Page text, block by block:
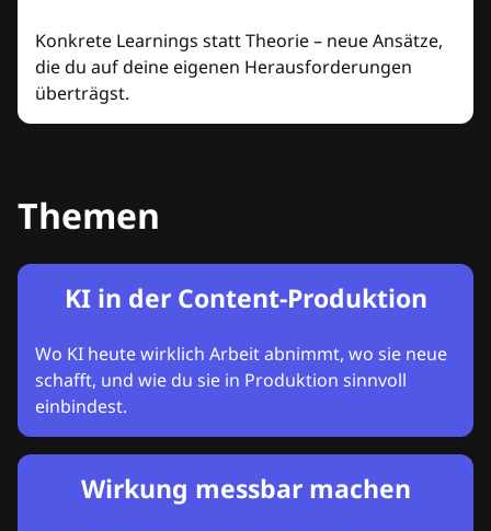
Konkrete Learnings statt Theorie – neue Ansätze,
die du auf deine eigenen Herausforderungen
überträgst.
Themen
KI in der Content-Produktion
Wo KI heute wirklich Arbeit abnimmt, wo sie neue
schafft, und wie du sie in Produktion sinnvoll
einbindest.
Wirkung messbar machen